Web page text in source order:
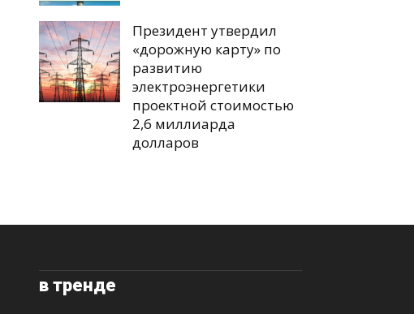
Президент утвердил
«дорожную карту» по
развитию
электроэнергетики
проектной стоимостью
2,6 миллиарда
долларов
в тренде